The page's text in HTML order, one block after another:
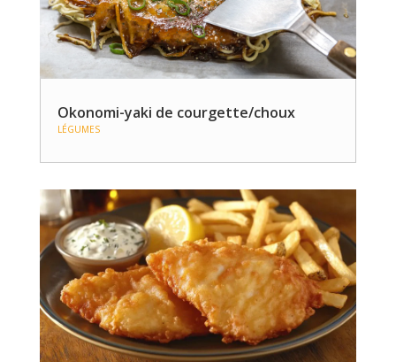
Okonomi-yaki de courgette/choux
LÉGUMES